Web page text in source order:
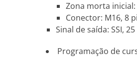
Zona morta
Conector: M16, 8
Sinal de saída: SSI,
Programação de